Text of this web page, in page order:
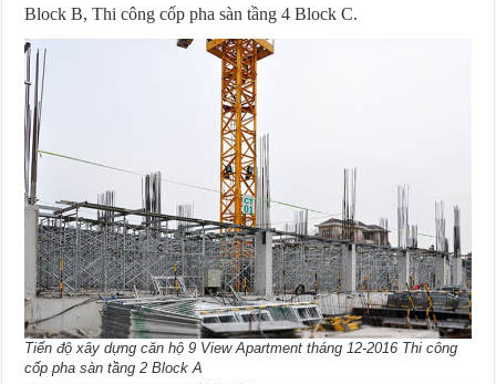
Block B, Thi công cốp pha sàn tầng 4 Block C.
Tiến độ xây dựng căn hộ 9 View Apartment tháng 12-2016 Thi công
cốp pha sàn tầng 2 Block A